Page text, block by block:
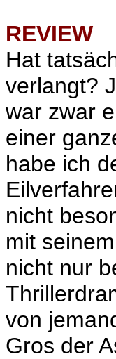
REVIEW
Hat
verlangt?
war zwar
einer
habe ich
nicht
mit
nicht nur
von
Gros der